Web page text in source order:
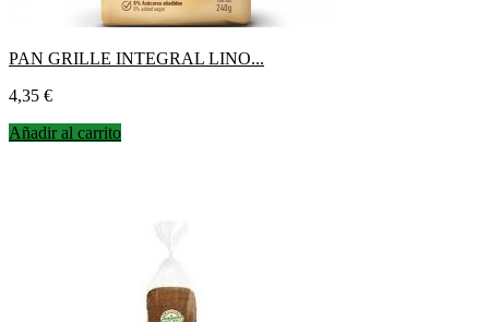
PAN GRILLE INTEGRAL LINO...
Precio
4,35 €
Añadir al carrito